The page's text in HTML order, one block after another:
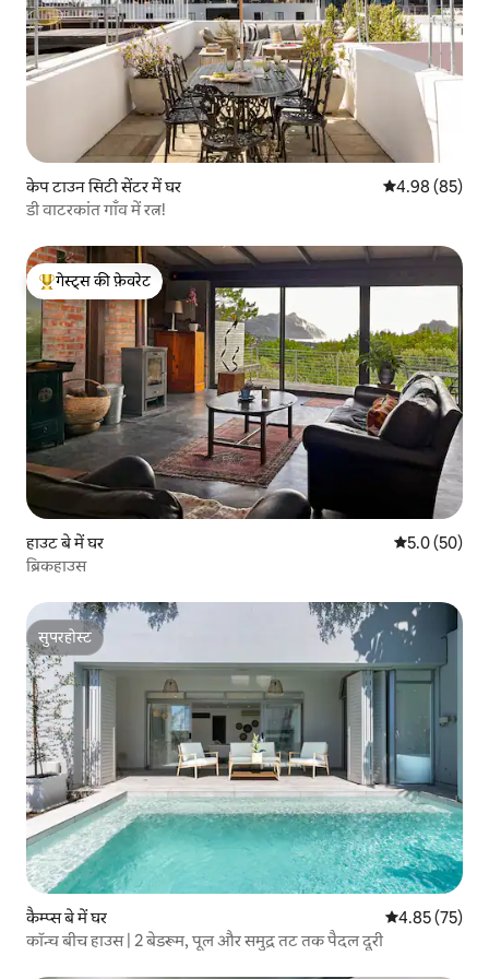
केप टाउन सिटी सेंटर में घर औसत रेटिंग 5 में
4.98 (85)
डी वाटरकांत गाँव में रत्न!
गेस्ट्स का टॉप फ़ेवरेट
गेस्ट्स की फ़ेवरेट
हाउट बे में घर औसत रेटिंग 5
5.0 (50)
ब्रिकहाउस
सुपरहोस्ट
सुपरहोस्ट
कैम्प्स बे में घर औसत रेटिंग 5 में
4.85 (75)
कॉन्च बीच हाउस | 2 बेडरूम, पूल और समुद्र तट तक पैदल दूरी